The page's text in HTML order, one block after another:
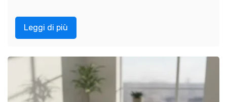
Leggi di più